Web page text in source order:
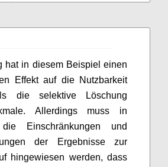
hat in diesem Beispiel einen
Effekt auf die Nutzbarkeit
die selektive Löschung
Allerdings muss in
Einschränkungen und
der Ergebnisse zur
hingewiesen werden, dass